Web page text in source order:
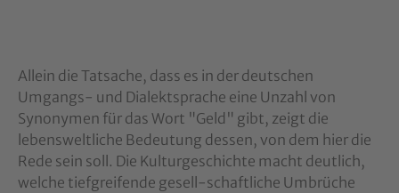
Allein die Tatsache, dass es in der deutschen
Umgangs- und Dialektsprache eine Unzahl von
Synonymen für das Wort "Geld" gibt, zeigt die
lebensweltliche Bedeutung dessen, von dem hier die
Rede sein soll. Die Kulturgeschichte macht deutlich,
welche tiefgreifende gesell-schaftliche Umbrüche